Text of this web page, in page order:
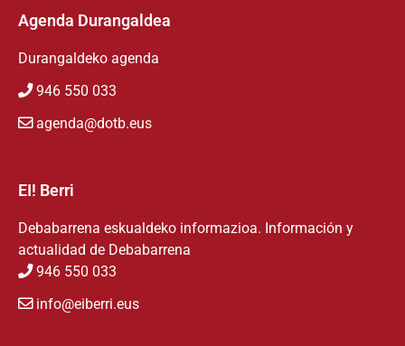
Agenda Durangaldea
Durangaldeko agenda
946 550 033
agenda@dotb.eus
EI! Berri
Debabarrena eskualdeko informazioa. Información y
actualidad de Debabarrena
946 550 033
info@eiberri.eus